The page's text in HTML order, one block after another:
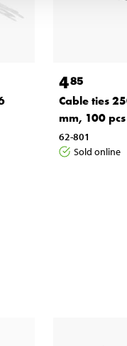
485
Cable ties
mm, 100 pcs
62-801
Sold online